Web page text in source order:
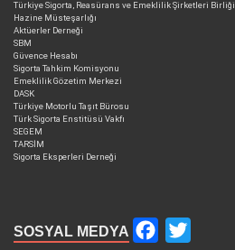
Türkiye Sigorta, Reasürans ve Emeklilik Şirketleri Birliği
Hazine Müsteşarlığı
Aktüerler Derneği
SBM
Güvence Hesabı
Sigorta Tahkim Komisyonu
Emeklilik Gözetim Merkezi
DASK
Türkiye Motorlu Taşıt Bürosu
Türk Sigorta Enstitüsü Vakfı
SEGEM
TARSİM
Sigorta Eksperleri Derneği
SOSYAL MEDYA Facebook